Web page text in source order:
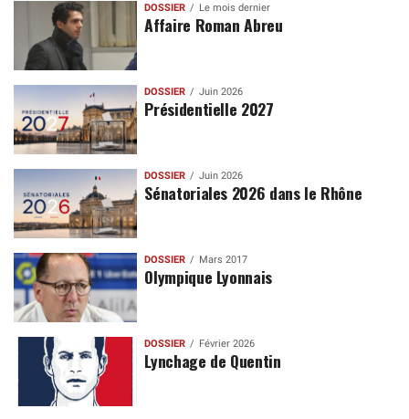
DOSSIER Le mois dernier
Affaire Roman Abreu
DOSSIER Juin 2026
Présidentielle 2027
DOSSIER Juin 2026
Sénatoriales 2026 dans le Rhône
DOSSIER Mars 2017
Olympique Lyonnais
DOSSIER Février 2026
Lynchage de Quentin